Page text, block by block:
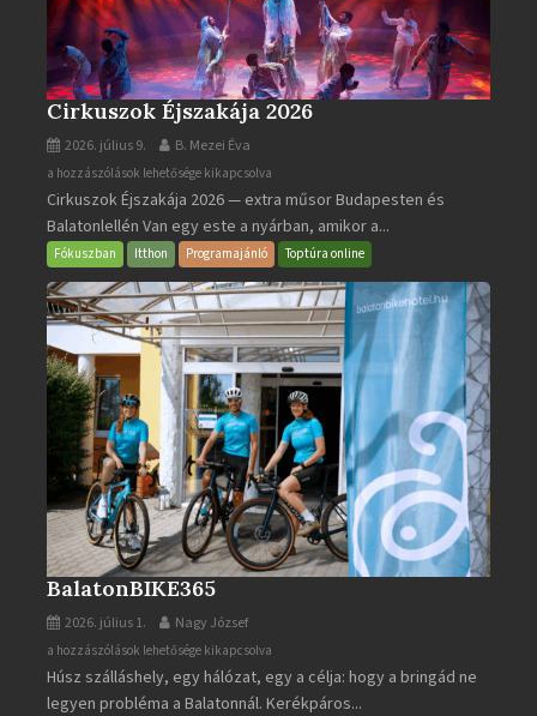
Cirkuszok Éjszakája 2026
2026. július 9. B. Mezei Éva
Cirkuszok
Éjszakája
2026
bejegyzéshez
a hozzászólások lehetősége kikapcsolva
Cirkuszok Éjszakája 2026 — extra műsor Budapesten és
Balatonlellén Van egy este a nyárban, amikor a...
Fókuszban Itthon Programajánló Toptúra online
BalatonBIKE365
2026. július 1. Nagy József
BalatonBIKE365
bejegyzéshez
a hozzászólások lehetősége kikapcsolva
Húsz szálláshely, egy hálózat, egy a célja: hogy a bringád ne
legyen probléma a Balatonnál. Kerékpáros...